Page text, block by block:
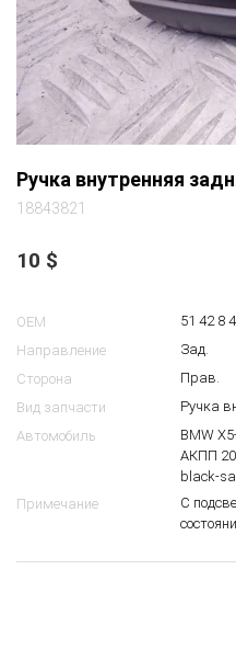
Ручка внутренняя
18843821
10 $
OEM
51 42 8
Направление
Зад.
Сторона
Прав.
Вид запчасти
Ручка
Автомобиль
BMW
АКПП
black-
Примечание
С